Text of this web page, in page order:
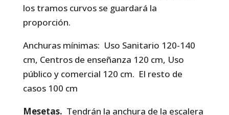
los tramos curvos se guardará la
proporción.
Anchuras mínimas: Uso Sanitario 120-140
cm, Centros de enseñanza 120 cm, Uso
público y comercial 120 cm. El resto de
casos 100 cm
Mesetas. Tendrán la anchura de la escalera